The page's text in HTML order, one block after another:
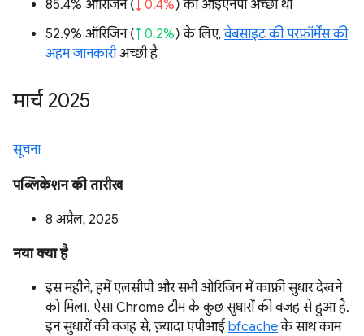
85.4% ऑरिजिन (↓ 0.4%) का आईएनपी अच्छा था
52.9% ऑरिजिन (↑ 0.2%) के लिए,वेबसाइट की परफ़ॉर्मेंस की
अहम जानकारीअच्छी है
मार्च 2025
सूचना
पब्लिकेशन की तारीख
8 अप्रैल, 2025
नया क्या है
इस महीने, हमें एलसीपी और सभी ओरिजिन में काफ़ी सुधार देखने
को मिला. ऐसा Chrome टीम के कुछ सुधारों की वजह से हुआ है.
इन सुधारों की वजह से, ज़्यादा एपीआई bfcacheके साथ काम